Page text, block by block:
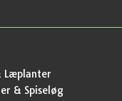
Læplanter
& Spiseløg